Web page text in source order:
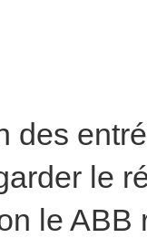
des
le
le